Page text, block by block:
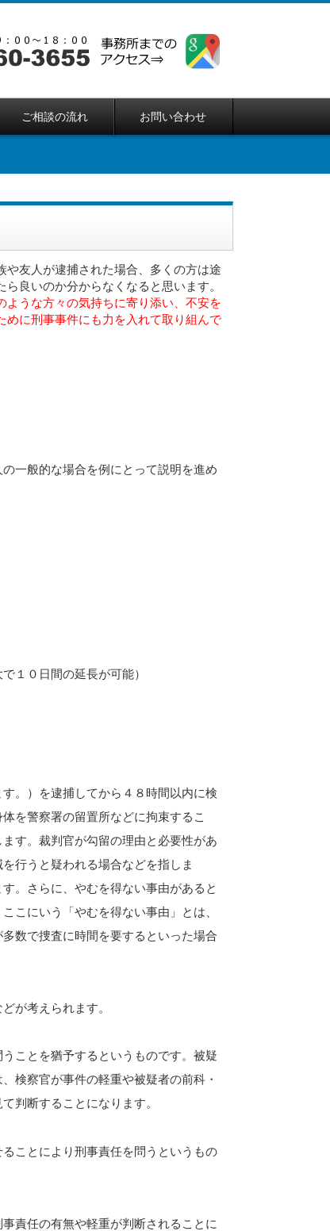
ご相談の流れ お問い合わせ
や友人が逮捕された場合、多くの方は途
ら良いのか分からなくなると思います。
ような方々の気持ちに寄り添い、不安を
めに刑事事件にも力を入れて取り組んで
一般的な場合を例にとって説明を進め
０日間の延長が可能）
。）を逮捕してから４８時間以内に検
を警察署の留置所などに拘束するこ
す。裁判官が勾留の理由と必要性があ
行うと疑われる場合などを指しま
。さらに、やむを得ない事由があると
こにいう「やむを得ない事由」とは、
数で捜査に時間を要するといった場合
が考えられます。
ことを猶予するというものです。被疑
検察官が事件の軽重や被疑者の前科・
判断することになります。
ことにより刑事責任を問うというもの
責任の有無や軽重が判断されることに